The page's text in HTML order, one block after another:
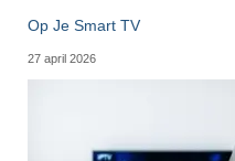
Op Je Smart TV
27 april 2026